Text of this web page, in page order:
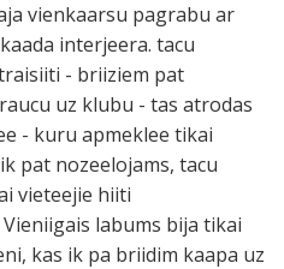
vienkaarsu pagrabu ar
interjeera. tacu
- briiziem pat
uz klubu - tas atrodas
- kuru apmeklee tikai
pat nozeelojams, tacu
vieteejie hiiti
labums bija tikai
kas ik pa briidim kaapa uz